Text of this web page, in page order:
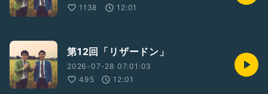
1138
12:01
第12回「リザードン」
2026-07-28 07:01:03
495
12:01